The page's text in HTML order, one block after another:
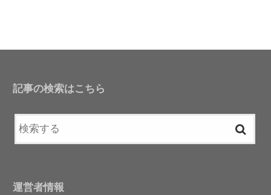
記事の検索はこちら
運営者情報